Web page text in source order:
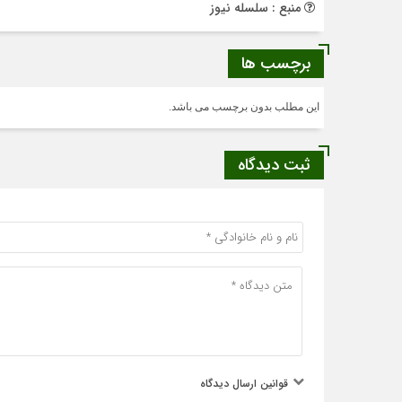
منبع : سلسله نیوز
برچسب ها
این مطلب بدون برچسب می باشد.
ثبت دیدگاه
قوانین ارسال دیدگاه